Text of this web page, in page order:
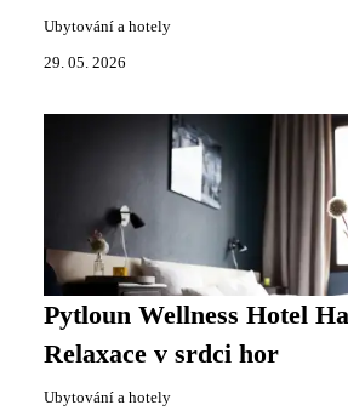
Ubytování a hotely
29. 05. 2026
Pytloun Wellness Hotel
Relaxace v srdci hor
Ubytování a hotely